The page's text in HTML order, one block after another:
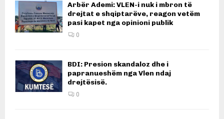
Arbër Ademi: VLEN-i nuk i mbron të
drejtat e shqiptarëve, reagon vetëm
pasi kapet nga opinioni publik
0
BDI: Presion skandaloz dhe i
papranueshëm nga Vlen ndaj
drejtësisë.
0